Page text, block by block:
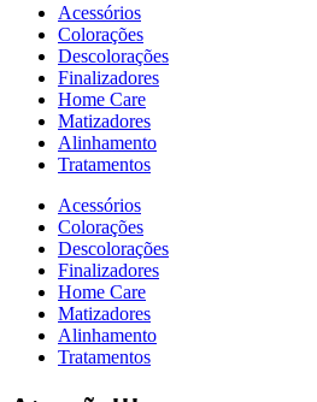
Acessórios
Colorações
Descolorações
Finalizadores
Home Care
Matizadores
Alinhamento
Tratamentos
Acessórios
Colorações
Descolorações
Finalizadores
Home Care
Matizadores
Alinhamento
Tratamentos